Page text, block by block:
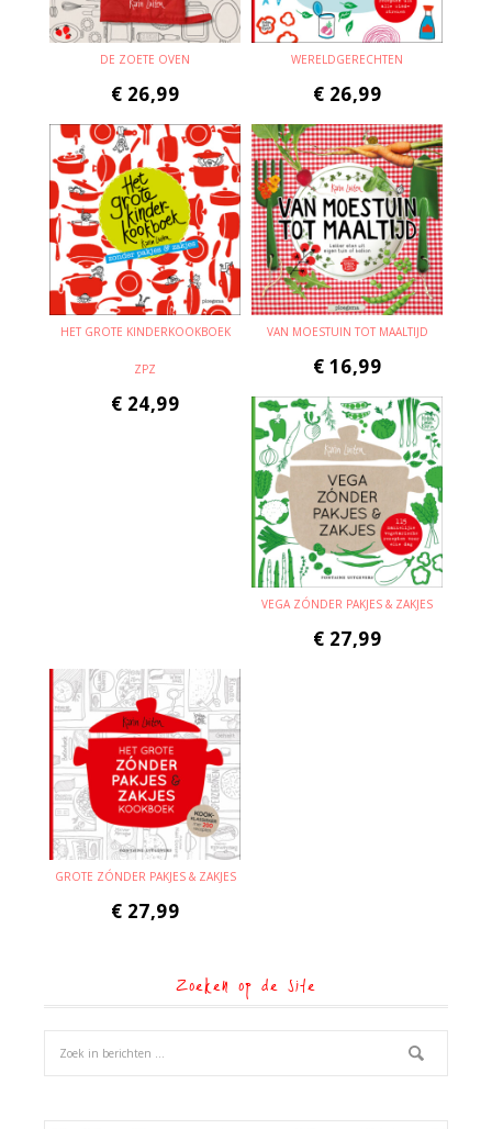
DE ZOETE OVEN
€ 26,99
WERELDGERECHTEN
€ 26,99
HET GROTE KINDERKOOKBOEK
ZPZ
€ 24,99
VAN MOESTUIN TOT MAALTIJD
€ 16,99
VEGA ZÓNDER PAKJES & ZAKJES
€ 27,99
GROTE ZÓNDER PAKJES & ZAKJES
€ 27,99
Zoeken op de site